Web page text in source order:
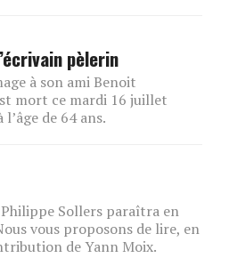
pèlerin
à son ami Benoit
mort ce mardi 16 juillet
de 64 ans.
Sollers paraîtra en
vous proposons de lire, en
de Yann Moix.